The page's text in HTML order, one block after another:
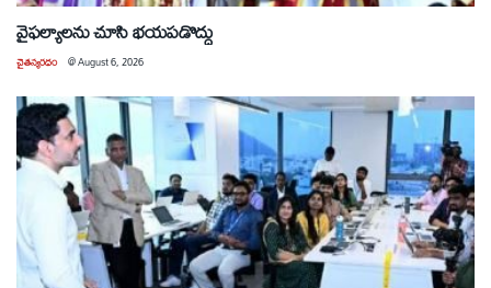
వైఫల్యాలను చూసి భయపడొద్దు
చైతన్యరధం @August 6, 2026